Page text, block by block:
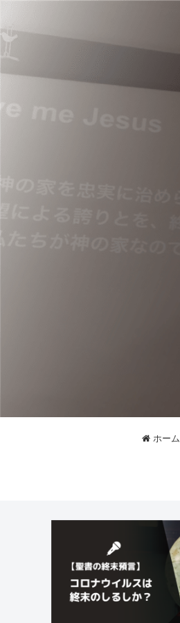
ホーム